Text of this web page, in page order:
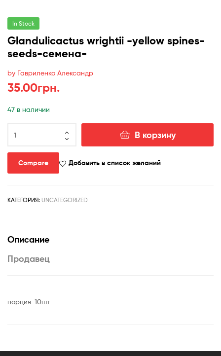
In Stock
Glandulicactus wrightii -yellow spines-
seeds-семена-
by Гавриленко Александр
35.00грн.
47 в наличии
товара
wrightii
-
seeds-
В корзину
Compare Добавить в список желаний
КАТЕГОРИЯ: UNCATEGORIZED
Описание
Продавец
порция-10шт